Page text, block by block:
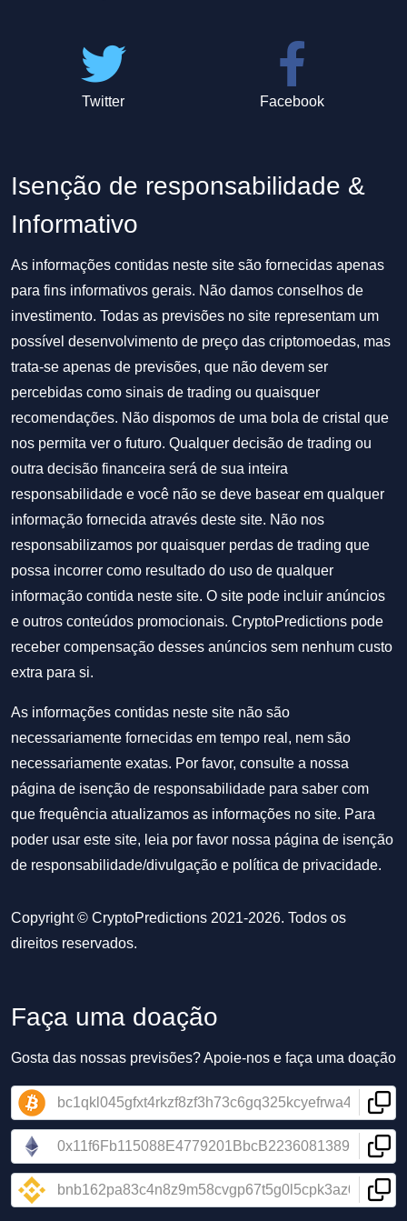
Twitter Facebook
Isenção de responsabilidade &
Informativo
As informações contidas neste site são fornecidas apenas
para fins informativos gerais. Não damos conselhos de
investimento. Todas as previsões no site representam um
possível desenvolvimento de preço das criptomoedas, mas
trata-se apenas de previsões, que não devem ser
percebidas como sinais de trading ou quaisquer
recomendações. Não dispomos de uma bola de cristal que
nos permita ver o futuro. Qualquer decisão de trading ou
outra decisão financeira será de sua inteira
responsabilidade e você não se deve basear em qualquer
informação fornecida através deste site. Não nos
responsabilizamos por quaisquer perdas de trading que
possa incorrer como resultado do uso de qualquer
informação contida neste site. O site pode incluir anúncios
e outros conteúdos promocionais. CryptoPredictions pode
receber compensação desses anúncios sem nenhum custo
extra para si.
As informações contidas neste site não são
necessariamente fornecidas em tempo real, nem são
necessariamente exatas. Por favor, consulte a nossa
página de isenção de responsabilidade para saber com
que frequência atualizamos as informações no site. Para
poder usar este site, leia por favor nossa página de isenção
de responsabilidade/divulgação e política de privacidade.
Copyright © CryptoPredictions 2021-2026. Todos os
direitos reservados.
Faça uma doação
Gosta das nossas previsões? Apoie-nos e faça uma doação